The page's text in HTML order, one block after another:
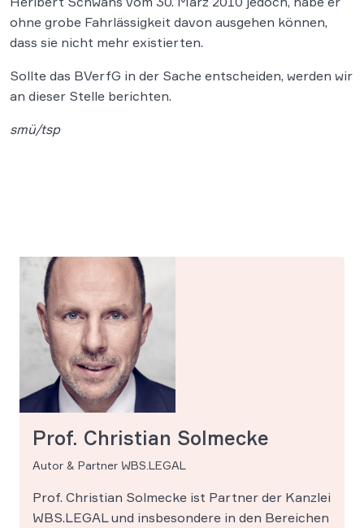
ohne grobe Fahrlässigkeit davon ausgehen können,
dass sie nicht mehr existierten.
Sollte das BVerfG in der Sache entscheiden, werden wir
an dieser Stelle berichten.
smü/tsp
Prof. Christian Solmecke
Autor & Partner WBS.LEGAL
Prof. Christian Solmecke ist Partner der Kanzlei
WBS.LEGAL und insbesondere in den Bereichen